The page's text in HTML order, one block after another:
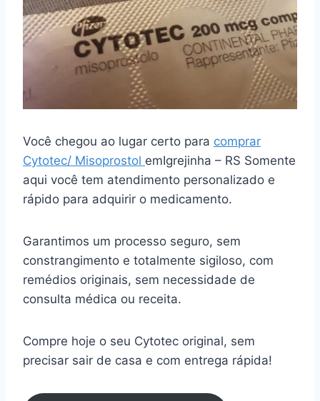
Você chegou ao lugar certo para comprar
Cytotec/ Misoprostol emIgrejinha – RS Somente
aqui você tem atendimento personalizado e
rápido para adquirir o medicamento.
Garantimos um processo seguro, sem
constrangimento e totalmente sigiloso, com
remédios originais, sem necessidade de
consulta médica ou receita.
Compre hoje o seu Cytotec original, sem
precisar sair de casa e com entrega rápida!